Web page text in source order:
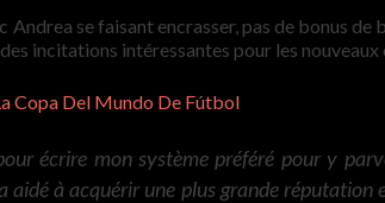
se faisant encrasser, pas de bonus de
incitations intéressantes pour les
Copa Del Mundo De Fútbol
écrire mon système préféré pour y
aidé à acquérir une plus grande